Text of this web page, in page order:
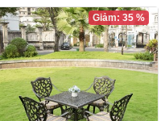
Giảm: 35 %